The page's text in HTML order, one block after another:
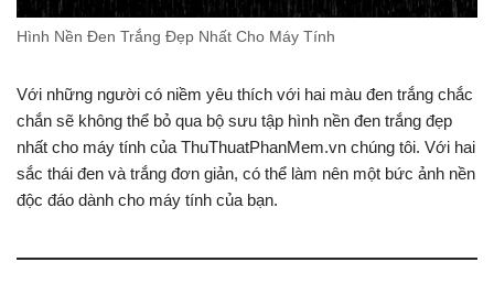
Hình Nền Đen Trắng Đẹp Nhất Cho Máy Tính
Với những người có niềm yêu thích với hai màu đen trắng chắc
chắn sẽ không thể bỏ qua bộ sưu tập hình nền đen trắng đẹp
nhất cho máy tính của ThuThuatPhanMem.vn chúng tôi. Với hai
sắc thái đen và trắng đơn giản, có thể làm nên một bức ảnh nền
độc đáo dành cho máy tính của bạn.